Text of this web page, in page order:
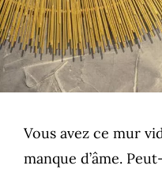
Vous avez ce mur
manque d’âme.